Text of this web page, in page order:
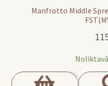
Manfrotto Middle